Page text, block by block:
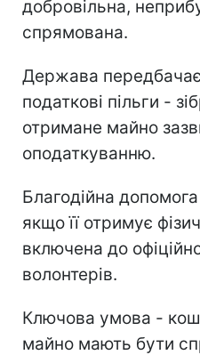
добровільна,
спрямована.
Держава
податкові пільги -
отримане майно
оподаткуванню.
Благодійна
якщо її отримує
включена до
волонтерів.
Ключова умова -
майно мають бути